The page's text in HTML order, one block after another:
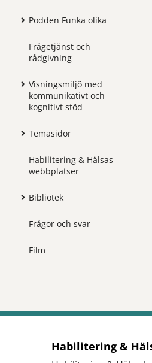
Podden Funka olika
Frågetjänst och
rådgivning
Visningsmiljö med
kommunikativt och
kognitivt stöd
Temasidor
Habilitering & Hälsas
webbplatser
Bibliotek
Frågor och svar
Film
Habilitering &